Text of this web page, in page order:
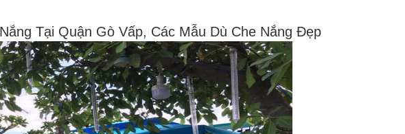
Tại Quận Gò Vấp, Các Mẫu Dù Che Nắng Đẹp